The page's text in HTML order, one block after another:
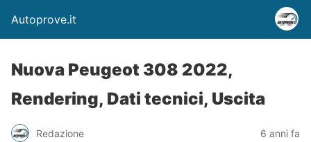
Autoprove.it
Nuova Peugeot 308 2022,
Rendering, Dati tecnici, Uscita
Redazione 6 anni fa